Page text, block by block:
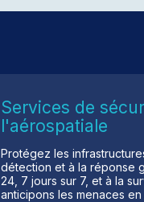
Services de
l'aérospatiale
Protégez les
détection et à la réponse
24, 7 jours sur 7, et à la
anticipons les menaces